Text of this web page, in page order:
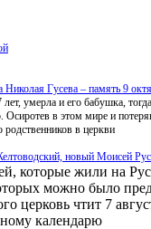
Николая Гусева – память 9
лет, умерла и его бабушка,
Осиротев в этом мире и
в церкви
новый Моисей
которые жили на
можно было
церковь чтит 7
календарю